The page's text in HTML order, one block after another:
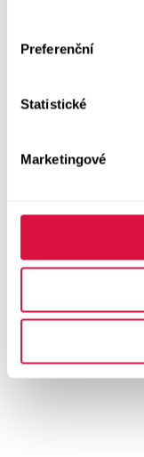
Preferenční
Statistické
Marketingové